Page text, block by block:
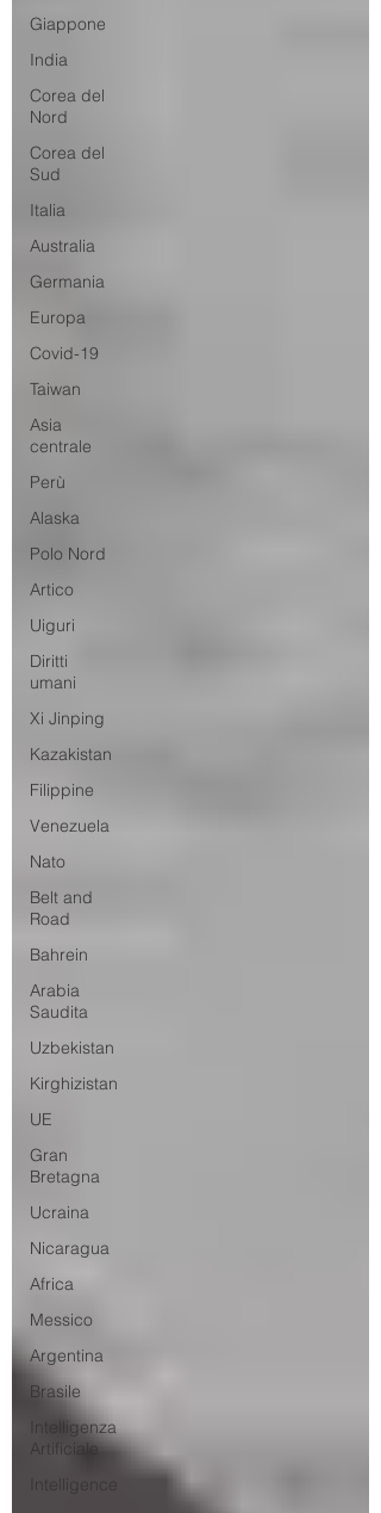
Giappone
India
Corea del
Nord
Corea del
Sud
Italia
Australia
Germania
Europa
Covid-19
Taiwan
Asia
centrale
Perù
Alaska
Polo Nord
Artico
Uiguri
Diritti
umani
Xi Jinping
Kazakistan
Filippine
Venezuela
Nato
Belt and
Road
Bahrein
Arabia
Saudita
Uzbekistan
Kirghizistan
UE
Gran
Bretagna
Ucraina
Nicaragua
Africa
Messico
Argentina
Brasile
Intelligenza
Artificiale
Intelligence